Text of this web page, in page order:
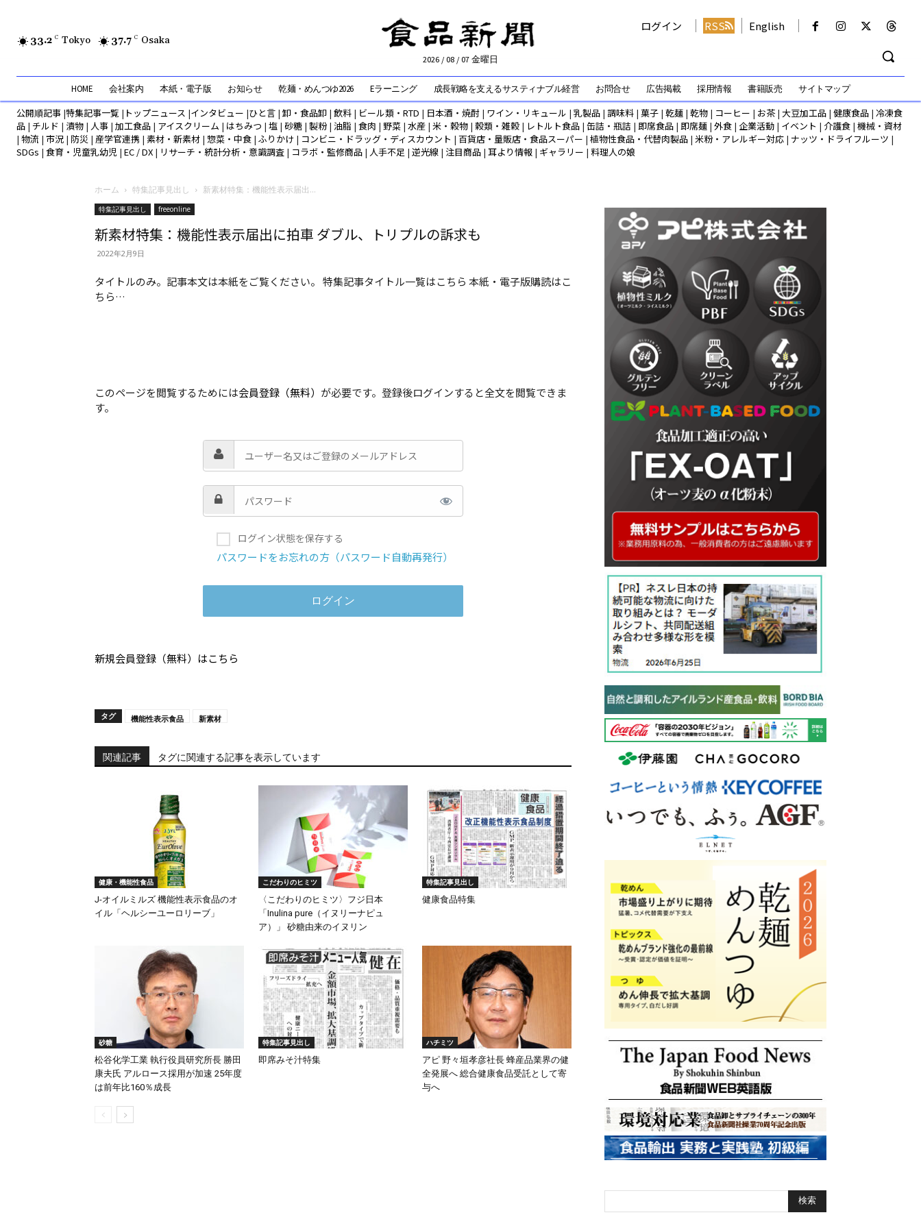
33.2 C Tokyo 37.7 C Osaka
2026 / 08 / 07 金曜日
ログイン RSS English
HOME 会社案内 本紙・電子版 お知らせ 乾麺・めんつゆ2026 Eラーニング 成長戦略を支えるサスティナブル経営 お問合せ 広告掲載 採用情報 書籍販売 サイトマップ
公開順記事 |特集記事一覧 | トップニュース |インタビュー |ひと言 |卸・食品卸 | 飲料 | ビール類・RTD | 日本酒・焼酎 | ワイン・リキュール | 乳製品 | 調味料 | 菓子 | 乾麺 | 乾物 | コーヒー | お茶 | 大豆加工品 | 健康食品 | 冷凍食
品 | チルド | 漬物 | 人事 | 加工食品 | アイスクリーム | はちみつ | 塩 | 砂糖 | 製粉| 油脂 | 食肉 | 野菜 | 水産 | 米・穀物 | 穀類・雑穀 | レトルト食品 | 缶詰・瓶詰 | 即席食品 | 即席麺 | 外食 | 企業活動 | イベント | 介護食 | 機械・資材
| 物流 | 市況 | 防災 | 産学官連携 | 素材・新素材 | 惣菜・中食 | ふりかけ | コンビニ・ドラッグ・ディスカウント | 百貨店・量販店・食品スーパー | 植物性食品・代替肉製品 | 米粉・アレルギー対応 | ナッツ・ドライフルーツ |
SDGs | 食育・児童乳幼児 | EC / DX | リサーチ・統計分析・意識調査 | コラボ・監修商品 | 人手不足 | 逆光線 | 注目商品 | 耳より情報 | ギャラリー | 料理人の娘
ホーム 特集記事見出し 新素材特集：機能性表示届出...
特集記事見出し freeonline
新素材特集：機能性表示届出に拍車 ダブル、トリプルの訴求も
2022年2月9日
タイトルのみ。記事本文は本紙をご覧ください。 特集記事タイトル一覧はこちら 本紙・電子版購読はこ
ちら…
このページを閲覧するためには会員登録（無料） が必要です。登録後ログインすると全文を閲覧できま
す。
ログイン状態を保存する
パスワードをお忘れの方（パスワード自動再発行）
新規会員登録（無料）はこちら
タグ 機能性表示食品 新素材
関連記事 タグに関連する記事を表示しています
健康・機能性食品
J-オイルミルズ 機能性表示食品のオ
イル「ヘルシーユーロリーブ」
こだわりのヒミツ
〈こだわりのヒミツ〉フジ日本
「Inulina pure（イヌリーナピュ
ア）」 砂糖由来のイヌリン
特集記事見出し
健康食品特集
砂糖
松谷化学工業 執行役員研究所長 勝田
康夫氏 アルロース採用が加速 25年度
は前年比160％成長
特集記事見出し
即席みそ汁特集
ハチミツ
アピ 野々垣孝彦社長 蜂産品業界の健
全発展へ 総合健康食品受託として寄
与へ